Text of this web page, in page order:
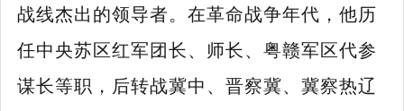
战线杰出的领导者。在革命战争年代，他历
任中央苏区红军团长、师长、粤赣军区代参
谋长等职，后转战冀中、晋察冀、冀察热辽